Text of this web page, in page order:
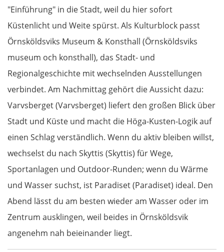
"Einführung" in die Stadt, weil du hier sofort
Küstenlicht und Weite spürst. Als Kulturblock passt
Örnsköldsviks Museum & Konsthall (Örnsköldsviks
museum och konsthall), das Stadt- und
Regionalgeschichte mit wechselnden Ausstellungen
verbindet. Am Nachmittag gehört die Aussicht dazu:
Varvsberget (Varvsberget) liefert den großen Blick über
Stadt und Küste und macht die Höga-Kusten-Logik auf
einen Schlag verständlich. Wenn du aktiv bleiben willst,
wechselst du nach Skyttis (Skyttis) für Wege,
Sportanlagen und Outdoor-Runden; wenn du Wärme
und Wasser suchst, ist Paradiset (Paradiset) ideal. Den
Abend lässt du am besten wieder am Wasser oder im
Zentrum ausklingen, weil beides in Örnsköldsvik
angenehm nah beieinander liegt.
Esztergom
Budapest
Jászberény
Tiszafüred
Debrecen
Rumänien Ost
Oradea
Cluj-Napoca
Târnăveni